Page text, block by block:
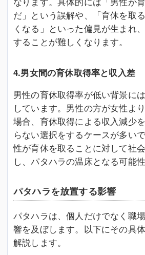
だ」という誤解や、「育休を取
くなる」といった偏見が生まれ
することが難しくなります。
4.男女間の育休取得率と収入差
男性の育休取得率が低い背景に
しています。男性の方が女性よ
場合、育休取得による収入減少
らない選択をするケースが多い
性が育休を取ることに対して社
し、パタハラの温床となる可能性
パタハラを放置する影響
パタハラは、個人だけでなく職
響を及ぼします。以下にその具
解説します。